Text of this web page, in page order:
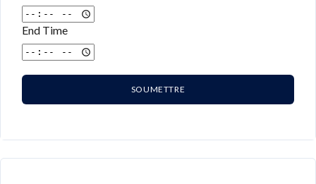
End Time
SOUMETTRE